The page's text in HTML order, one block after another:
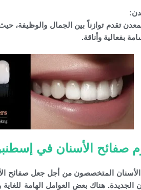
تقدم توازناً بين الجمال والوظيفة،
بفعالية وأناقة.
صفائح الأسنان في
الأسنان المتخصصون من أجل جعل صفائح
الجديدة. هناك بعض العوامل الهامة